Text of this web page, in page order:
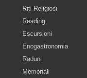
Riti-Religiosi
Reading
Escursioni
Enogastronomia
Raduni
Memoriali